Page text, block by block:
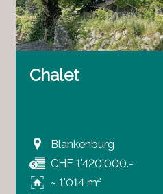
Chalet
Blankenburg
CHF 1'420'000.-
~ 1'014 m²